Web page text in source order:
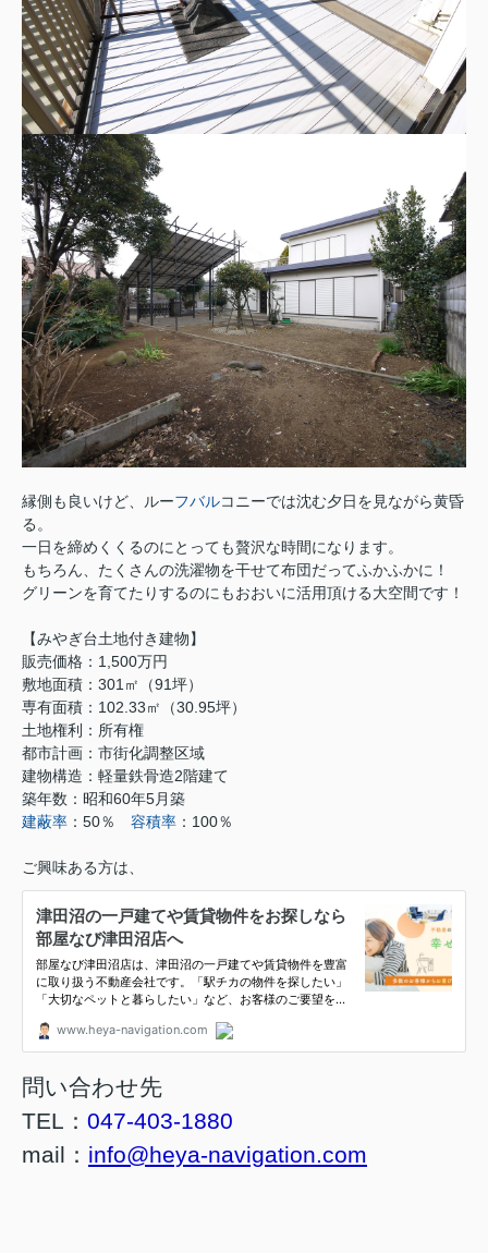
縁側も良いけど、ルーフバルコニーでは沈む夕日を見ながら黄昏
る。
一日を締めくくるのにとっても贅沢な時間になります。
もちろん、たくさんの洗濯物を干せて布団だってふかふかに！
グリーンを育てたりするのにもおおいに活用頂ける大空間です！
【みやぎ台土地付き建物】
販売価格：1,500万円
敷地面積：301㎡（91坪）
専有面積：102.33㎡（30.95坪）
土地権利：所有権
都市計画：市街化調整区域
建物構造：軽量鉄骨造2階建て
築年数：昭和60年5月築
建蔽率 ：50％ 容積率 ：100％
ご興味ある方は、
問い合わせ先
TEL： 047-403-1880
mail： info@heya-navigation.com